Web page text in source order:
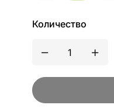
Количество